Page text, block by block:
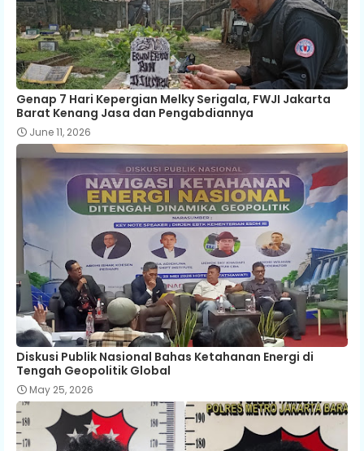
Genap 7 Hari Kepergian Melky Serigala, FWJI Jakarta
Barat Kenang Jasa dan Pengabdiannya
June 11, 2026
Diskusi Publik Nasional Bahas Ketahanan Energi di
Tengah Geopolitik Global
May 25, 2026